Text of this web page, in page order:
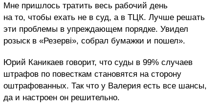
Мне пришлось тратить весь рабочий день
на то, чтобы ехать не в суд, а в ТЦК. Лучше решать
эти проблемы в упреждающем порядке. Увидел
розыск в «Резерві», собрал бумажки и пошел».
Юрий Каникаев говорит, что суды в 99% случаев
штрафов по повесткам становятся на сторону
оштрафованных. Так что у Валерия есть все шансы,
да и настроен он решительно.